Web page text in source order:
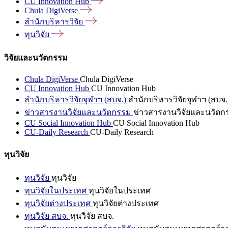
Chula DigiVerse
สำนักบริหารวิจัย
ทุนวิจัย
วิจัยและนวัตกรรม
Chula DigiVerse Chula DigiVerse
CU Innovation Hub CU Innovation Hub
สำนักบริหารวิจัยจุฬาฯ (สบจ.) สำนักบริหารวิจัยจุฬาฯ (สบจ
ข่าวสารงานวิจัยและนวัตกรรม ข่าวสารงานวิจัยและนวัตก
CU Social Innovation Hub CU Social Innovation Hub
CU-Daily Research CU-Daily Research
ทุนวิจัย
ทุนวิจัย ทุนวิจัย
ทุนวิจัยในประเทศ ทุนวิจัยในประเทศ
ทุนวิจัยต่างประเทศ ทุนวิจัยต่างประเทศ
ทุนวิจัย สบจ. ทุนวิจัย สบจ.